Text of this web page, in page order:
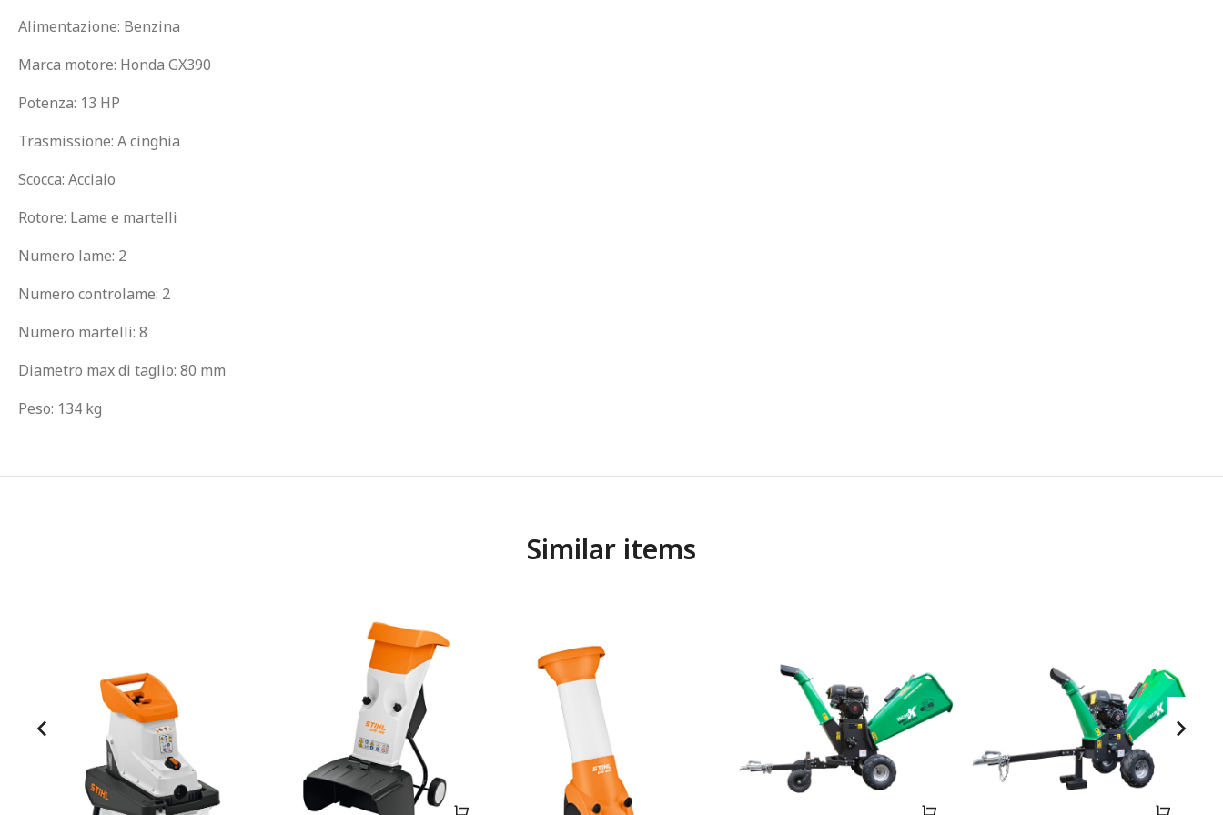
Alimentazione: Benzina
Marca motore: Honda GX390
Potenza: 13 HP
Trasmissione: A cinghia
Scocca: Acciaio
Rotore: Lame e martelli
Numero lame: 2
Numero controlame: 2
Numero martelli: 8
Diametro max di taglio: 80 mm
Peso: 134 kg
Similar items